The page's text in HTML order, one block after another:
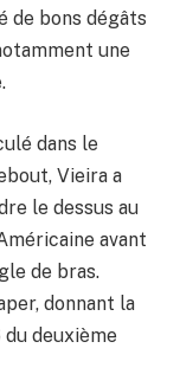
de bons dégâts
une
dans le
Vieira a
le dessus au
avant
de bras.
donnant la
deuxième